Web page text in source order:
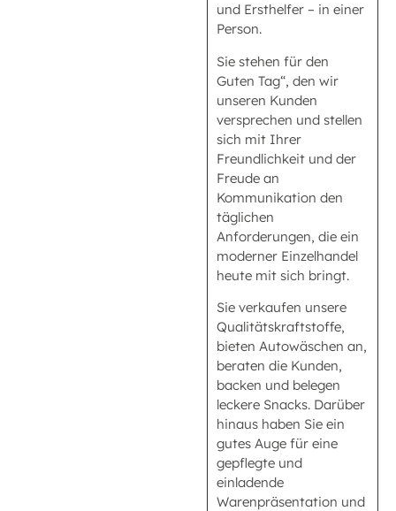
und Ersthelfer – in einer
Person.
Sie stehen für den
Guten Tag“, den wir
unseren Kunden
versprechen und stellen
sich mit Ihrer
Freundlichkeit und der
Freude an
Kommunikation den
täglichen
Anforderungen, die ein
moderner Einzelhandel
heute mit sich bringt.
Sie verkaufen unsere
Qualitätskraftstoffe,
bieten Autowäschen an,
beraten die Kunden,
backen und belegen
leckere Snacks. Darüber
hinaus haben Sie ein
gutes Auge für eine
gepflegte und
einladende
Warenpräsentation und